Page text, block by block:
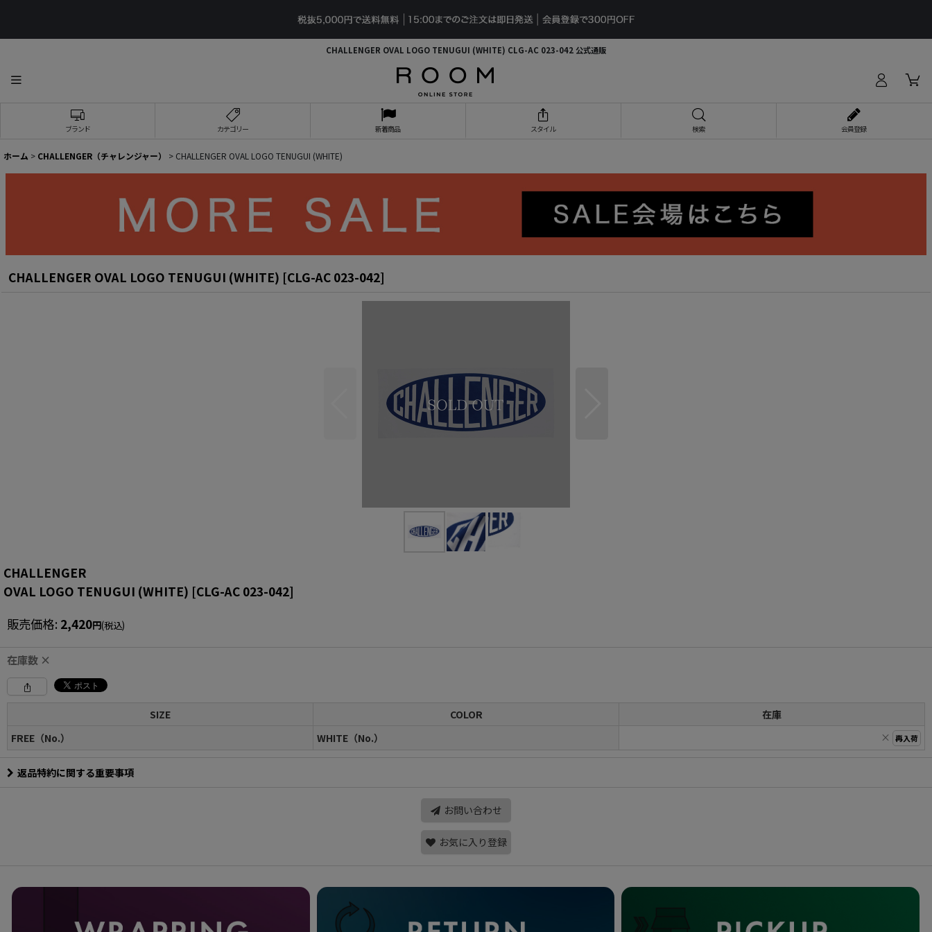
CHALLENGER OVAL LOGO TENUGUI (WHITE) CLG-AC 023-042 公式通販
ブランド カテゴリー 新着商品 スタイル 検索 会員登録
ホーム > CHALLENGER（チャレンジャー） > CHALLENGER OVAL LOGO TENUGUI (WHITE)
CHALLENGER OVAL LOGO TENUGUI (WHITE) [CLG-AC 023-042]
CHALLENGER
OVAL LOGO TENUGUI (WHITE) [CLG-AC 023-042]
販売価格: 2,420円(税込)
在庫数 ×
SIZE COLOR
在庫
FREE（No.）
WHITE（No.） × 再入荷
返品特約に関する重要事項
お問い合わせ
お気に入り登録